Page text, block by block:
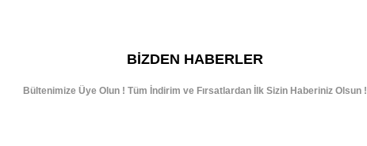
BIZDEN HABERLER
Bültenimize Üye Olun ! Tüm İndirim ve Fırsatlardan İlk Sizin Haberiniz Olsun !